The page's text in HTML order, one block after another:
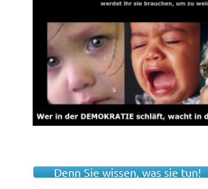
Denn Sie wissen, was sie tun!